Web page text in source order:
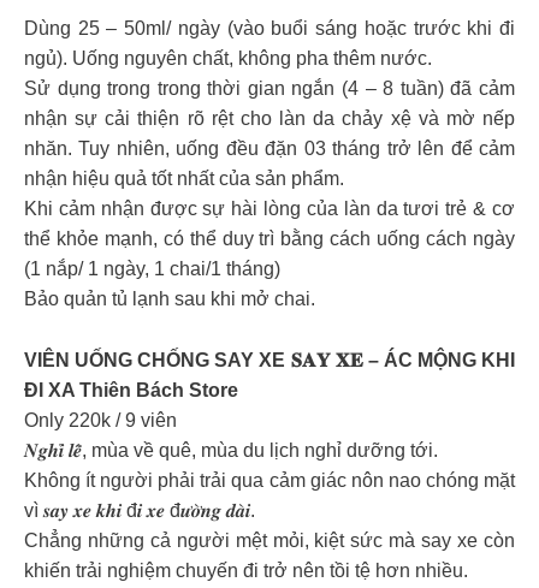
Dùng 25 – 50ml/ ngày (vào buổi sáng hoặc trước khi đi
ngủ). Uống nguyên chất, không pha thêm nước.
Sử dụng trong trong thời gian ngắn (4 – 8 tuần) đã cảm
nhận sự cải thiện rõ rệt cho làn da chảy xệ và mờ nếp
nhăn. Tuy nhiên, uống đều đặn 03 tháng trở lên để cảm
nhận hiệu quả tốt nhất của sản phẩm.
Khi cảm nhận được sự hài lòng của làn da tươi trẻ & cơ
thể khỏe mạnh, có thể duy trì bằng cách uống cách ngày
(1 nắp/ 1 ngày, 1 chai/1 tháng)
Bảo quản tủ lạnh sau khi mở chai.
VIÊN UỐNG CHỐNG SAY XE 𝐒𝐀𝐘 𝐗𝐄 – ÁC MỘNG KHI
ĐI XA Thiên Bách Store
Only 220k / 9 viên
𝑵𝒈𝒉𝒊̉ 𝒍𝒆̂̃, mùa về quê, mùa du lịch nghỉ dưỡng tới.
Không ít người phải trải qua cảm giác nôn nao chóng mặt
vì 𝒔𝒂𝒚 𝒙𝒆 𝒌𝒉𝒊 đ𝒊 𝒙𝒆 đ𝒖̛𝒐̛̀𝒏𝒈 𝒅𝒂̀𝒊.
Chẳng những cả người mệt mỏi, kiệt sức mà say xe còn
khiến trải nghiệm chuyến đi trở nên tồi tệ hơn nhiều.